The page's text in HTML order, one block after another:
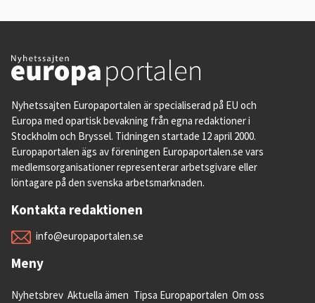
Nyhetssajten Europaportalen är specialiserad på EU och
Europa med opartisk bevakning från egna redaktioner i
Stockholm och Bryssel. Tidningen startade 12 april 2000.
Europaportalen ägs av föreningen Europaportalen.se vars
medlemsorganisationer representerar arbetsgivare eller
löntagare på den svenska arbetsmarknaden.
Kontakta redaktionen
info@europaportalen.se
Meny
Nyhetsbrev Aktuella ämen Tipsa Europaportalen Om oss